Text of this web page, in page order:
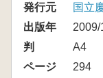
発行元
国立
出版年
2009/
判
A4
ページ
294